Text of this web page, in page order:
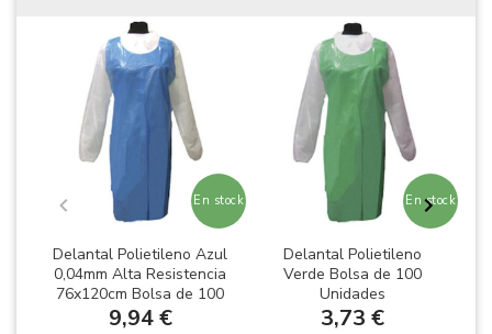
En stock
Delantal Polietileno Azul
0,04mm Alta Resistencia
76x120cm Bolsa de 100
Unidades
9,94 €
En stock
Delantal Polietileno
Verde Bolsa de 100
Unidades
3,73 €